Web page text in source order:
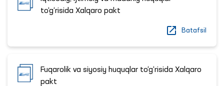
to‘g‘risida Xalqaro pakt
Batafsil
Fuqarolik va siyosiy huquqlar to‘g‘risida Xalqaro
pakt